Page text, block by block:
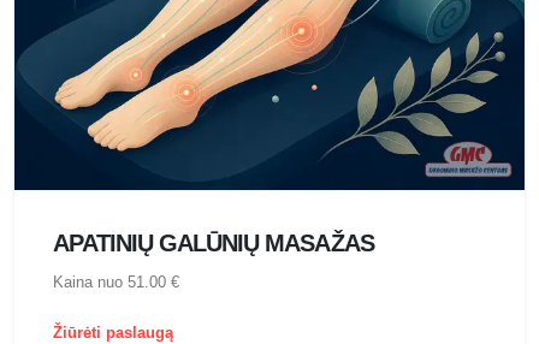
APATINIŲ GALŪNIŲ MASAŽAS
Kaina nuo 51.00 €
Žiūrėti paslaugą